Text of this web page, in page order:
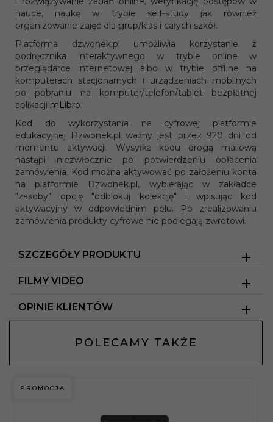
nauce, naukę w trybie self-study jak również
organizowanie zajęć dla grup/klas i całych szkół.
Platforma dzwonek.pl umożliwia korzystanie z
podręcznika interaktywnego w trybie online w
przeglądarce internetowej albo w trybie offline na
komputerach stacjonarnych i urządzeniach mobilnych
po pobraniu na komputer/telefon/tablet bezpłatnej
aplikacji mLibro.
Kod do wykorzystania na cyfrowej platformie
edukacyjnej Dzwonek.pl ważny jest przez 920 dni od
momentu aktywacji. Wysyłka kodu drogą mailową
nastąpi niezwłocznie po potwierdzeniu opłacenia
zamówienia. Kod można aktywować po założeniu konta
na platformie Dzwonek.pl, wybierając w zakładce
"zasoby" opcję "odblokuj kolekcję" i wpisując kod
aktywacyjny w odpowiednim polu. Po zrealizowaniu
zamówienia produkty cyfrowe nie podlegają zwrotowi.
SZCZEGÓŁY PRODUKTU
FILMY VIDEO
OPINIE KLIENTÓW
POLECAMY TAKŻE
PROMOCJA